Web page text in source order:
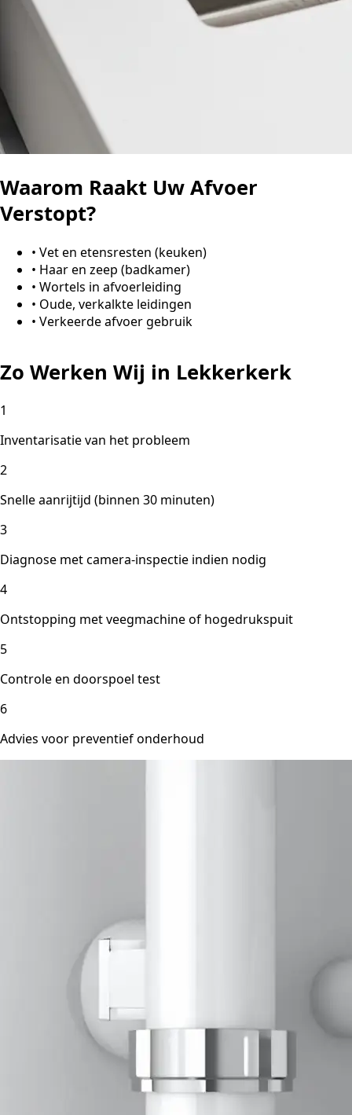
Waarom Raakt Uw Afvoer
Verstopt?
• Vet en etensresten (keuken)
• Haar en zeep (badkamer)
• Wortels in afvoerleiding
• Oude, verkalkte leidingen
• Verkeerde afvoer gebruik
Zo Werken Wij in Lekkerkerk
1
Inventarisatie van het probleem
2
Snelle aanrijtijd (binnen 30 minuten)
3
Diagnose met camera-inspectie indien nodig
4
Ontstopping met veegmachine of hogedrukspuit
5
Controle en doorspoel test
6
Advies voor preventief onderhoud